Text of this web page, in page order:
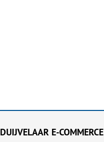
DUIJVELAAR E-COMMERCE